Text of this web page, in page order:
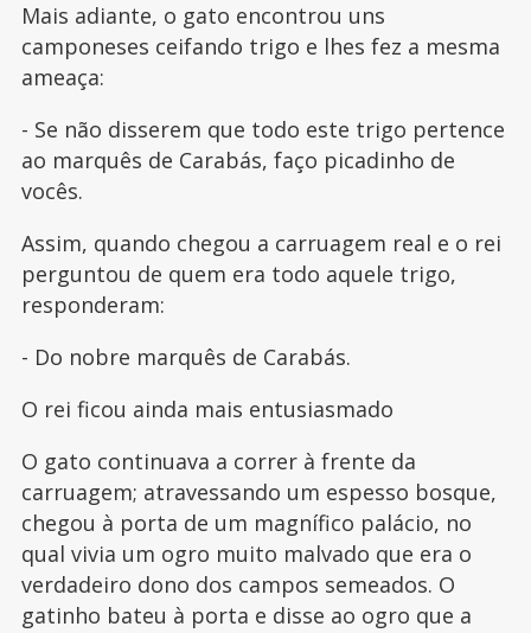
Mais adiante, o gato encontrou uns
camponeses ceifando trigo e lhes fez a mesma
ameaça:
- Se não disserem que todo este trigo pertence
ao marquês de Carabás, faço picadinho de
vocês.
Assim, quando chegou a carruagem real e o rei
perguntou de quem era todo aquele trigo,
responderam:
- Do nobre marquês de Carabás.
O rei ficou ainda mais entusiasmado
O gato continuava a correr à frente da
carruagem; atravessando um espesso bosque,
chegou à porta de um magnífico palácio, no
qual vivia um ogro muito malvado que era o
verdadeiro dono dos campos semeados. O
gatinho bateu à porta e disse ao ogro que a